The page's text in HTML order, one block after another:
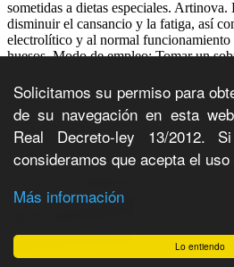
Lo entiendo
Solicitamos su permiso para
de su navegación en esta
Real Decreto-ley 13/2012.
consideramos que acepta el
Más información
sometidas a dietas especiales. Artinova.
disminuir el cansancio y la fatiga, así
electrolítico y al normal funcionamiento
huesos. Modo de empleo: Tomar un
Uriach. Aquilea colageno y magnesio,
17.69€
Comprar